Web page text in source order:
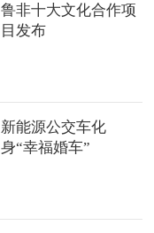
鲁非十大文化合作项
目发布
新能源公交车化
身“幸福婚车”